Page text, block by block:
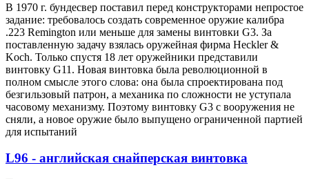
В 1970 г. бундесвер поставил перед конструкторами непростое
задание: требовалось создать современное оружие калибра
.223 Remington или меньше для замены винтовки G3. За
поставленную задачу взялась оружейная фирма Heckler &
Koch. Только спустя 18 лет оружейники представили
винтовку G11. Новая винтовка была революционной в
полном смысле этого слова: она была спроектирована под
безгильзовый патрон, а механика по сложности не уступала
часовому механизму. Поэтому винтовку G3 с вооружения не
сняли, а новое оружие было выпущено ограниченной партией
для испытаний
L96 - английская снайперская винтовка